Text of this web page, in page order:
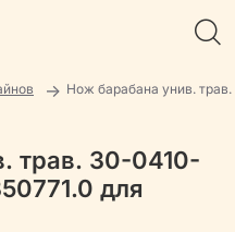
Нож барабана унив.
трав. 30-0410-
для